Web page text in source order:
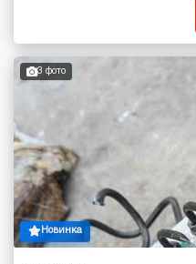
3 фото
Новинка